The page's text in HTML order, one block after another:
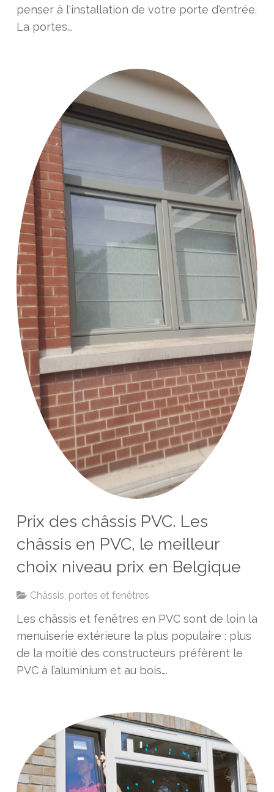
penser à l'installation de votre porte d'entrée.
La portes...
Prix des châssis PVC. Les
châssis en PVC, le meilleur
choix niveau prix en Belgique
Châssis, portes et fenêtres
Les châssis et fenêtres en PVC sont de loin la
menuiserie extérieure la plus populaire : plus
de la moitié des constructeurs préfèrent le
PVC à l’aluminium et au bois….